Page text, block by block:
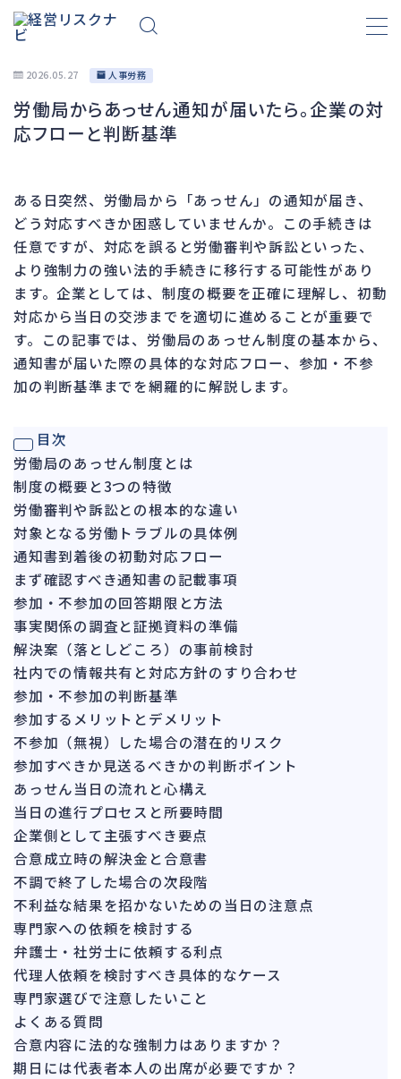
財務 663
資金繰り 192
資産売却 193
法務
差押・強制執行 227
法令違反・行政処分 316
訴訟・不正 283
損害賠償・知的財産 273
経営 157
再建準備
人事労務 562
人件費
労働問題 266
労災・ハラスメント 145
解雇・退職 131
事業運営 374
品質・リコール 49
情報漏洩・サイバー 256
事業再編 69
手続 664
私的整理
法的整理 449
債権者対応 19
換価・競売 54
2026.05.27 人事労務
労働局からあっせん通知が届いたら。企業の対
応フローと判断基準
ある日突然、労働局から「あっせん」の通知が届き、
どう対応すべきか困惑していませんか。この手続きは
任意ですが、対応を誤ると労働審判や訴訟といった、
より強制力の強い法的手続きに移行する可能性があり
ます。企業としては、制度の概要を正確に理解し、初動
対応から当日の交渉までを適切に進めることが重要で
す。この記事では、労働局のあっせん制度の基本から、
通知書が届いた際の具体的な対応フロー、参加・不参
加の判断基準までを網羅的に解説します。
目次
労働局のあっせん制度とは
制度の概要と3つの特徴
労働審判や訴訟との根本的な違い
対象となる労働トラブルの具体例
通知書到着後の初動対応フロー
まず確認すべき通知書の記載事項
参加・不参加の回答期限と方法
事実関係の調査と証拠資料の準備
解決案（落としどころ）の事前検討
社内での情報共有と対応方針のすり合わせ
参加・不参加の判断基準
参加するメリットとデメリット
不参加（無視）した場合の潜在的リスク
参加すべきか見送るべきかの判断ポイント
あっせん当日の流れと心構え
当日の進行プロセスと所要時間
企業側として主張すべき要点
合意成立時の解決金と合意書
不調で終了した場合の次段階
不利益な結果を招かないための当日の注意点
専門家への依頼を検討する
弁護士・社労士に依頼する利点
代理人依頼を検討すべき具体的なケース
専門家選びで注意したいこと
よくある質問
合意内容に法的な強制力はありますか？
期日には代表者本人の出席が必要ですか？